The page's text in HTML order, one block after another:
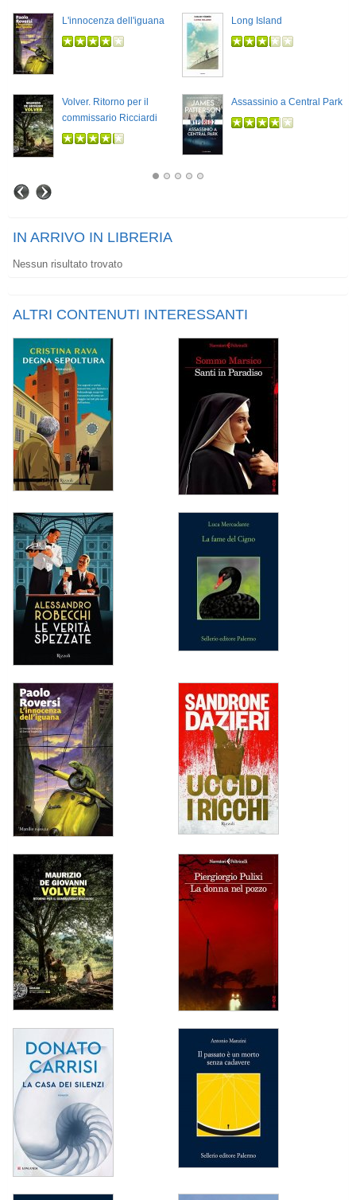
L'innocenza dell'iguana Long Island
Volver. Ritorno per il
commissario Ricciardi
Assassinio a Central Park
IN ARRIVO IN LIBRERIA
Nessun risultato trovato
ALTRI CONTENUTI INTERESSANTI